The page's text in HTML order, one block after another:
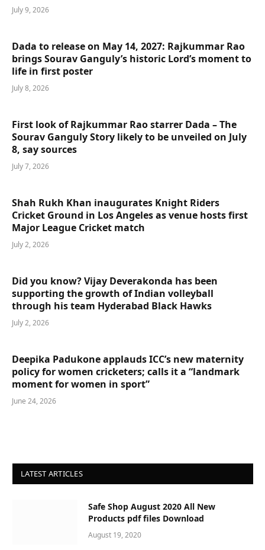
July 9, 2026
Dada to release on May 14, 2027: Rajkummar Rao
brings Sourav Ganguly’s historic Lord’s moment to
life in first poster
July 8, 2026
First look of Rajkummar Rao starrer Dada – The
Sourav Ganguly Story likely to be unveiled on July
8, say sources
July 7, 2026
Shah Rukh Khan inaugurates Knight Riders
Cricket Ground in Los Angeles as venue hosts first
Major League Cricket match
July 2, 2026
Did you know? Vijay Deverakonda has been
supporting the growth of Indian volleyball
through his team Hyderabad Black Hawks
July 2, 2026
Deepika Padukone applauds ICC’s new maternity
policy for women cricketers; calls it a “landmark
moment for women in sport”
June 24, 2026
LATEST ARTICLES
Safe Shop August 2020 All New
Products pdf files Download
August 19, 2020